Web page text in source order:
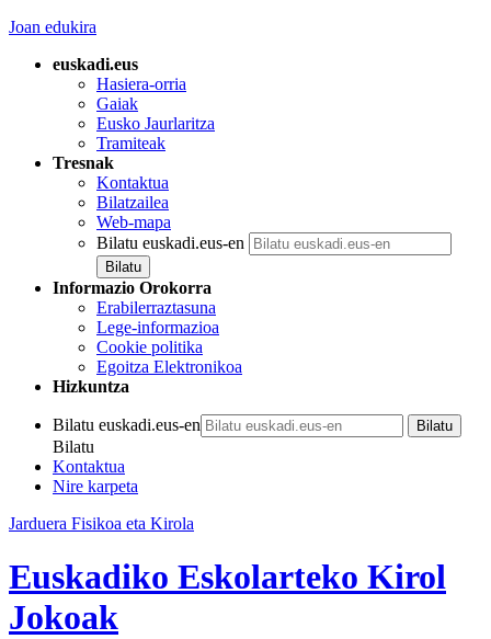
Joan edukira
euskadi.eus
Hasiera-orria
Gaiak
Eusko Jaurlaritza
Tramiteak
Tresnak
Kontaktua
Bilatzailea
Web-mapa
Bilatu euskadi.eus-en
Informazio Orokorra
Erabilerraztasuna
Lege-informazioa
Cookie politika
Egoitza Elektronikoa
Hizkuntza
Bilatu euskadi.eus-en
Bilatu
Kontaktua
Nire karpeta
Jarduera Fisikoa eta Kirola
Euskadiko Eskolarteko Kirol
Jokoak